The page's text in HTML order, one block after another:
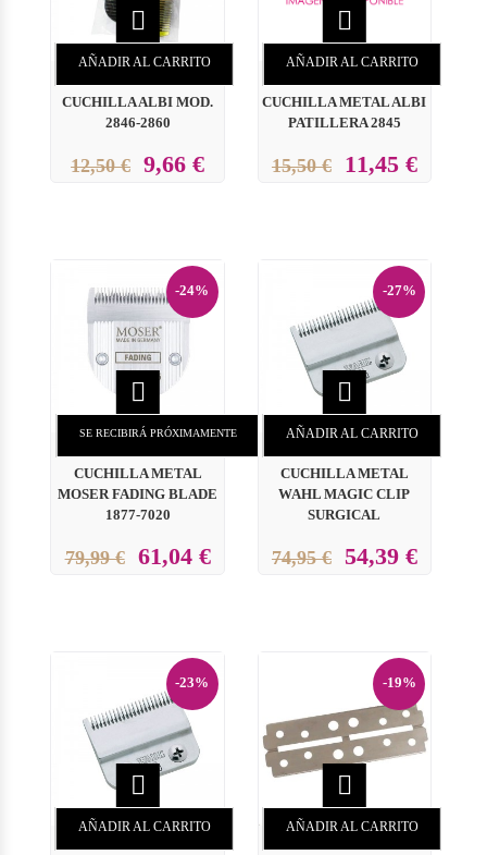

AÑADIR AL CARRITO
CUCHILLA ALBI MOD.
2846-2860
12,50 € 9,66 €

AÑADIR AL CARRITO
CUCHILLA METAL ALBI
PATILLERA 2845
15,50 € 11,45 €
-24%

SE RECIBIRÁ PRÓXIMAMENTE
CUCHILLA METAL
MOSER FADING BLADE
1877-7020
79,99 € 61,04 €
-27%

AÑADIR AL CARRITO
CUCHILLA METAL
WAHL MAGIC CLIP
SURGICAL
74,95 € 54,39 €
-23%

AÑADIR AL CARRITO
-19%

AÑADIR AL CARRITO